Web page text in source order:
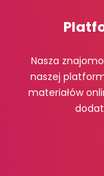
Nasza
naszej
materiałów